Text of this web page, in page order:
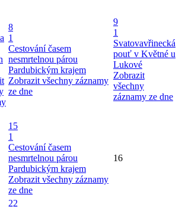
8
1
Cestování časem
nesmrtelnou párou
Pardubickým krajem
Zobrazit všechny záznamy
ze dne
9
1
Svatovavřinecká
pouť v Květné u
Lukové
Zobrazit
všechny
záznamy ze dne
15
1
Cestování časem
nesmrtelnou párou
Pardubickým krajem
Zobrazit všechny záznamy
ze dne
16
22